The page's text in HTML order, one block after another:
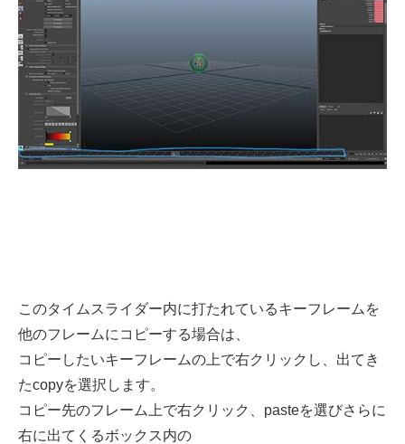
このタイムスライダー内に打たれているキーフレームを
他のフレームにコピーする場合は、
コピーしたいキーフレームの上で右クリックし、出てき
たcopyを選択します。
コピー先のフレーム上で右クリック、pasteを選びさらに
右に出てくるボックス内の